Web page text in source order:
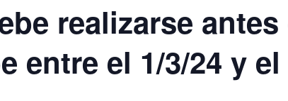
realizarse
entre el 1/3/24 y el